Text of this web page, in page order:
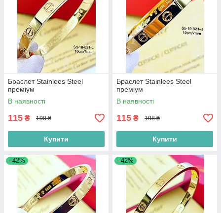
Браслет Stainlees Steel
преміум
В наявності
115 ₴ 198 ₴
Купити
Браслет Stainlees Steel
преміум
В наявності
115 ₴ 198 ₴
Купити
–42% –42%